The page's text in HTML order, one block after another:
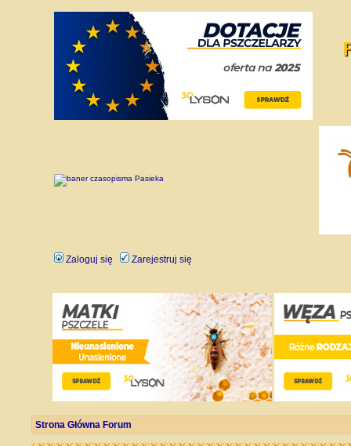
Zaloguj się Zarejestruj się
Strona Główna Forum